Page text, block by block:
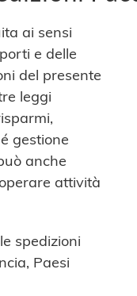
ai sensi
e delle
del presente
leggi
gestione
anche
attività
spedizioni
Paesi